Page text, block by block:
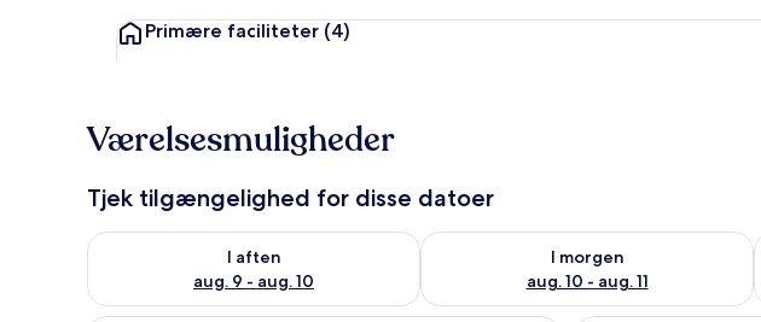
Primære faciliteter (4)
Værelsesmuligheder
Tjek tilgængelighed for disse datoer
I aften
aug. 9 - aug. 10
Tjek tilgængelighed for i aften aug. 9 - aug. 10
I morgen
aug. 10 - aug. 11
Tjek tilgængelighed for i morgen aug.